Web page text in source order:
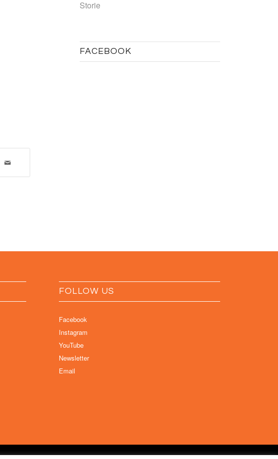
Storie
FACEBOOK
FOLLOW US
Facebook
Instagram
YouTube
Newsletter
Email